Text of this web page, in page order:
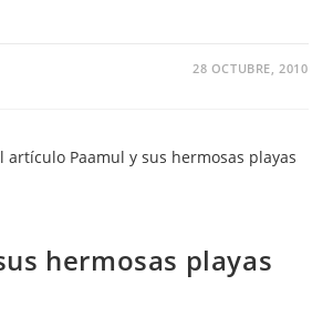
28 OCTUBRE, 2010
hermosas playas